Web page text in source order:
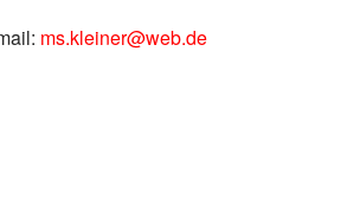
ms.kleiner@web.de